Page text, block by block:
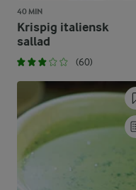
40 MIN
Krispig italiensk
sallad
(60)